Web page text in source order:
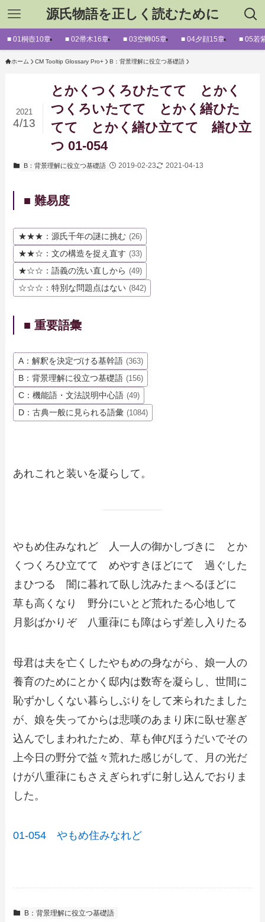
源氏物語を正しく読むために
■ 01桐壺10章 ■ 02帚木16章 ■ 03空蝉05章 ■ 04夕顔15章 ■ 05若
ホーム CM Tooltip Glossary Pro+ B：背景理解に役立つ基礎語
とかくつくろひたてて とかく
つくろいたてて とかく繕ひた
てて とかく繕ひ立てて 繕ひ立
つ 01-054
2021
4/13
B：背景理解に役立つ基礎語 2019-02-23 2021-04-13
■ 難易度
★★★：源氏千年の謎に挑む (26)
★★☆：文の構造を捉え直す (33)
★☆☆：語義の洗い直しから (49)
☆☆☆：特別な問題点はない (842)
■ 重要語彙
A：解釈を決定づける基幹語 (363)
B：背景理解に役立つ基礎語 (156)
C：機能語・文法説明中心語 (49)
D：古典一般に見られる語彙 (1084)
あれこれと装いを凝らして。
やもめ住みなれど 人一人の御かしづきに とか
くつくろひ立てて めやすきほどにて 過ぐした
まひつる 闇に暮れて臥し沈みたまへるほどに
草も高くなり 野分にいとど荒れたる心地して
月影ばかりぞ 八重葎にも障はらず差し入りたる
母君は夫を亡くしたやもめの身ながら、娘一人の
養育のためにとかく邸内は数寄を凝らし、世間に
恥ずかしくない暮らしぶりをして来られたました
が、娘を失ってからは悲嘆のあまり床に臥せ塞ぎ
込んでしまわれたため、草も伸びほうだいでその
上今日の野分で益々荒れた感じがして、月の光だ
けが八重葎にもさえぎられずに射し込んでおりま
した。
01-054 やもめ住みなれど
B：背景理解に役立つ基礎語